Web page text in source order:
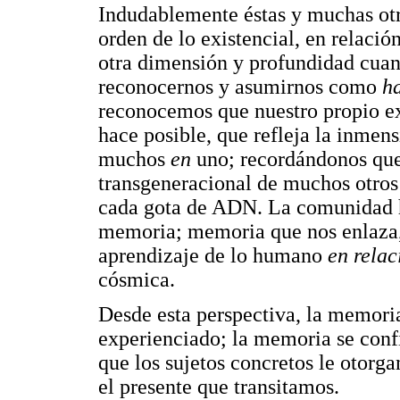
Indudablemente éstas y muchas
orden de lo existencial, en
otra dimensión y profundidad
reconocernos y asumirnos como
reconocemos que nuestro propio
hace posible, que refleja la
muchos en uno; recordándonos
transgeneracional de muchos
cada gota de ADN. La comunidad
memoria; memoria que nos
aprendizaje de lo humano en
cósmica.
Desde esta perspectiva, la
experienciado; la memoria se
que los sujetos concretos le
el presente que transitamos.